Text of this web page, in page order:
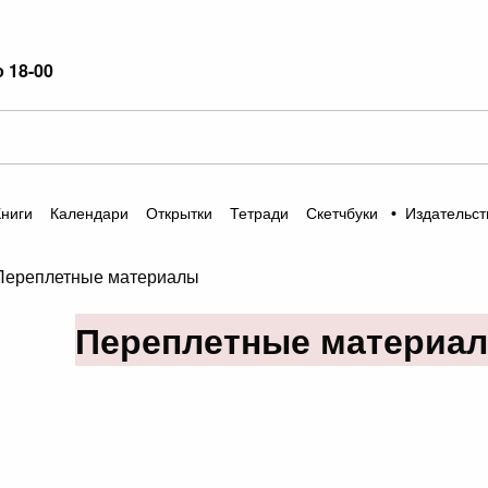
18-00
Календари Открытки Тетради Скетчбуки •
материалы
Переплетные